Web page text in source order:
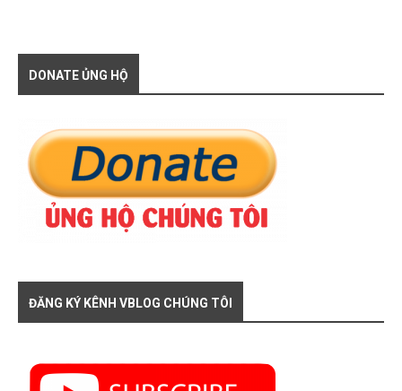
DONATE ỦNG HỘ
ĐĂNG KÝ KÊNH VBLOG CHÚNG TÔI